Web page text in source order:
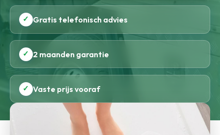
✓ Gratis telefonisch advies
✓ 2 maanden garantie
✓ Vaste prijs vooraf